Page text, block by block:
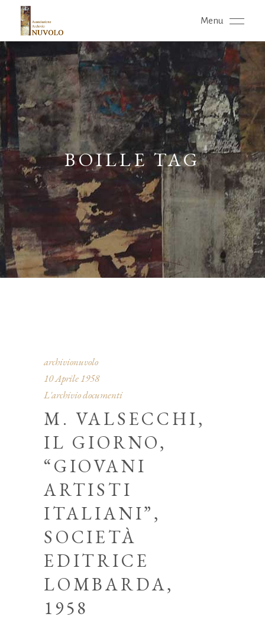
Menu
BOILLE TAG
archivionuvolo
10 Aprile 1958
L'archivio documenti
M. VALSECCHI,
IL GIORNO,
“GIOVANI
ARTISTI
ITALIANI”,
SOCIETÀ
EDITRICE
LOMBARDA,
1958